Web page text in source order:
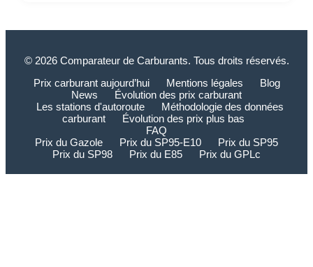
© 2026 Comparateur de Carburants. Tous droits réservés.
Prix carburant aujourd’hui
Mentions légales
Blog
News
Évolution des prix carburant
Les stations d'autoroute
Méthodologie des données
carburant
Évolution des prix plus bas
FAQ
Prix du Gazole
Prix du SP95-E10
Prix du SP95
Prix du SP98
Prix du E85 Prix du GPLc